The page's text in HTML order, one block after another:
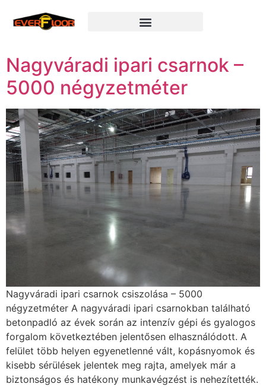
Nagyváradi ipari csarnok –
5000 négyzetméter
Nagyváradi ipari csarnok csiszolása – 5000
négyzetméter A nagyváradi ipari csarnokban található
betonpadló az évek során az intenzív gépi és gyalogos
forgalom következtében jelentősen elhasználódott. A
felület több helyen egyenetlenné vált, kopásnyomok és
kisebb sérülések jelentek meg rajta, amelyek már a
biztonságos és hatékony munkavégzést is nehezítették.